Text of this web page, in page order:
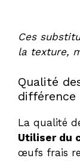
Ces
la texture,
Qualité
différence
La qualité
Utiliser du
œufs frais